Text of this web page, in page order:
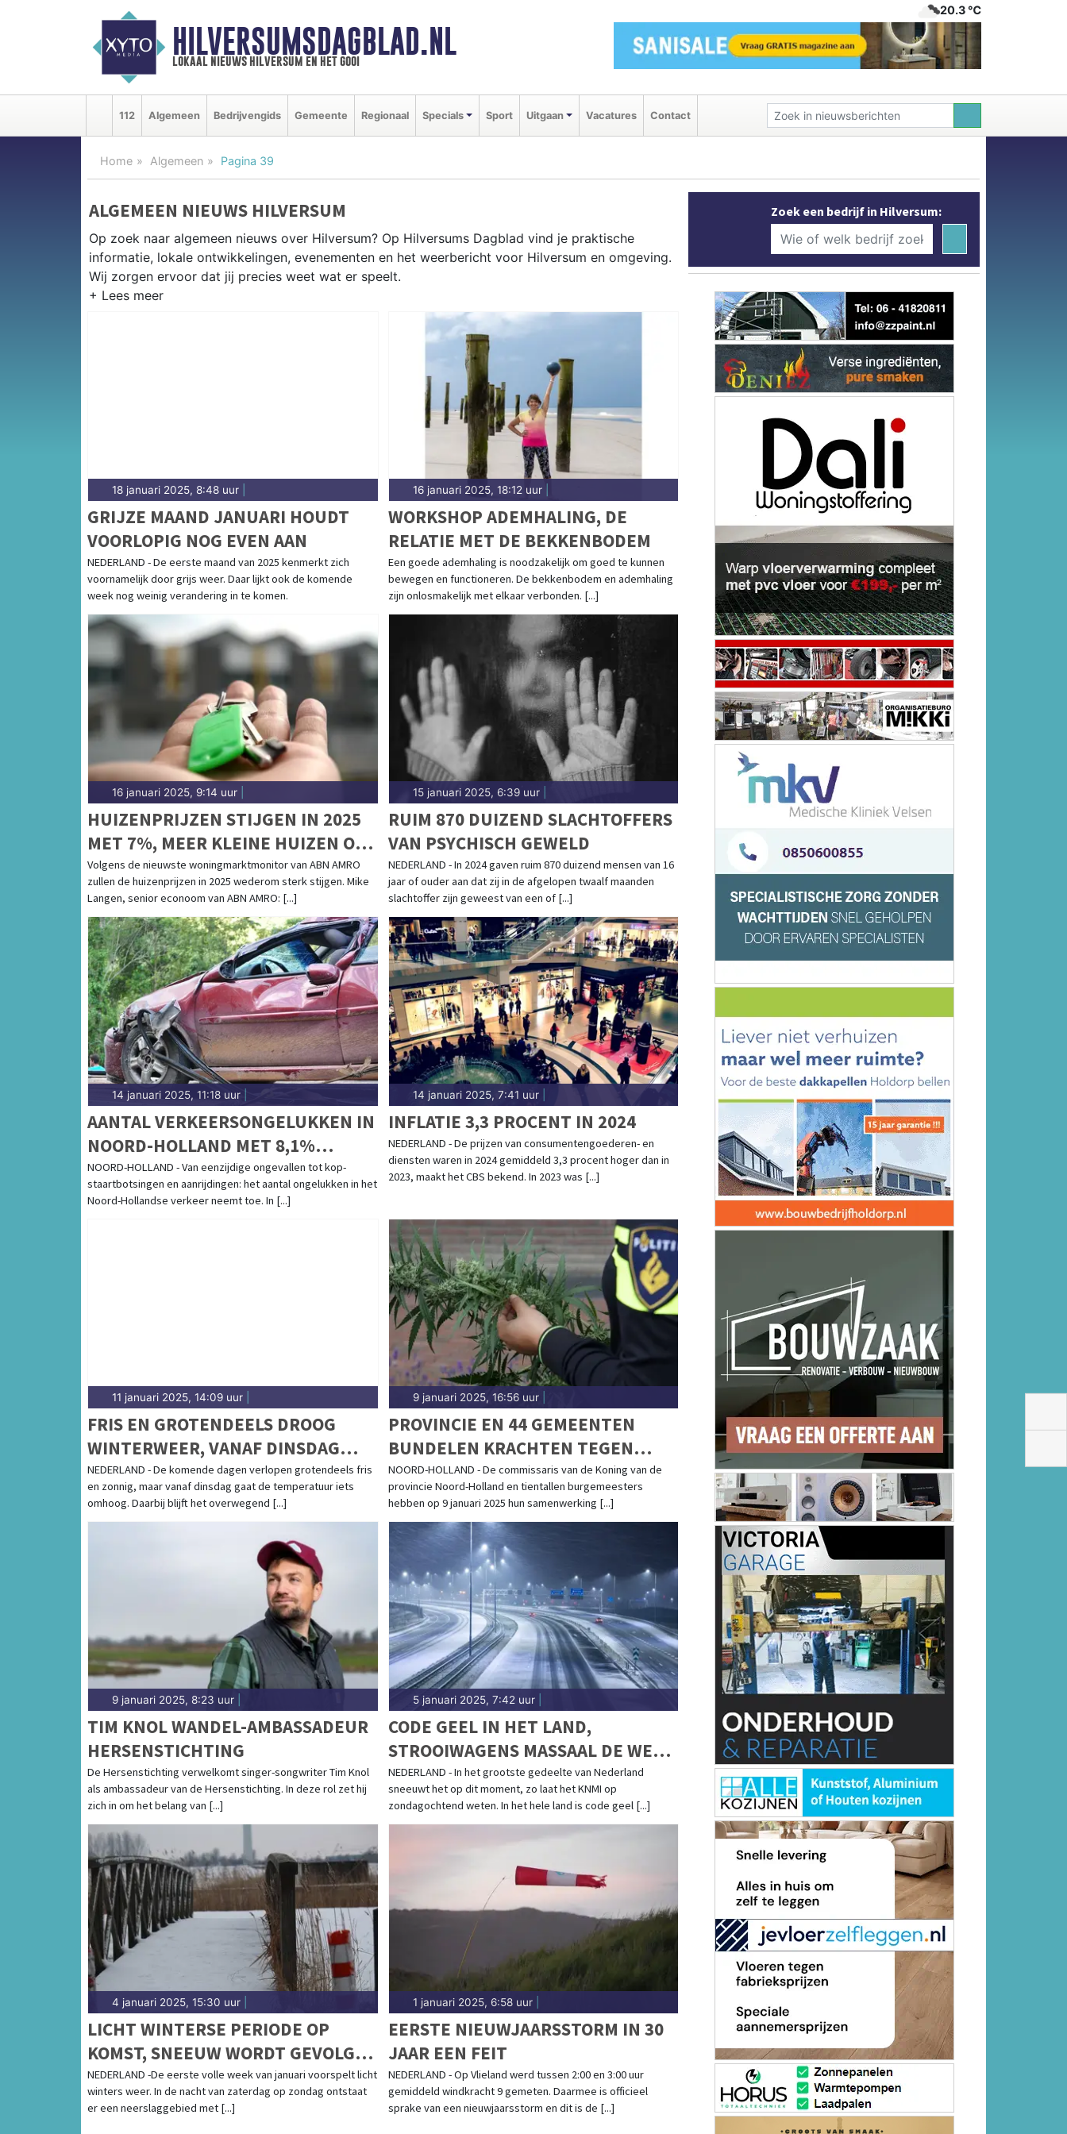
HILVERSUMSDAGBLAD.NL
lokaal nieuws hilversum en het gooi
20.3 ℃
112 Algemeen Bedrijvengids Gemeente Regionaal Specials Sport Uitgaan Vacatures Contact
Home Algemeen Pagina 39
ALGEMEEN NIEUWS HILVERSUM
Op zoek naar algemeen nieuws over Hilversum? Op Hilversums Dagblad vind je praktische
informatie, lokale ontwikkelingen, evenementen en het weerbericht voor Hilversum en omgeving.
Wij zorgen ervoor dat jij precies weet wat er speelt.
Van werkzaamheden op de A1 en de Gooilandweg tot evenementen als Gooise Brouwers en het
18 januari 2025, 8:48 uur
GRIJZE MAAND JANUARI HOUDT
VOORLOPIG NOG EVEN AAN
NEDERLAND - De eerste maand van 2025 kenmerkt zich
voornamelijk door grijs weer. Daar lijkt ook de komende
week nog weinig verandering in te komen.
16 januari 2025, 18:12 uur|
WORKSHOP ADEMHALING, DE
RELATIE MET DE BEKKENBODEM
Een goede ademhaling is noodzakelijk om goed te kunnen
bewegen en functioneren. De bekkenbodem en ademhaling
zijn onlosmakelijk met elkaar verbonden. [...]
16 januari 2025, 9:14 uur
HUIZENPRIJZEN STIJGEN IN 2025
MET 7%, MEER KLEINE HUIZEN OP
PLATTELAND NODIG
Volgens de nieuwste woningmarktmonitor van ABN AMRO
zullen de huizenprijzen in 2025 wederom sterk stijgen. Mike
Langen, senior econoom van ABN AMRO: [...]
15 januari 2025, 6:39 uur|
RUIM 870 DUIZEND SLACHTOFFERS
VAN PSYCHISCH GEWELD
NEDERLAND - In 2024 gaven ruim 870 duizend mensen van 16
jaar of ouder aan dat zij in de afgelopen twaalf maanden
slachtoffer zijn geweest van een of [...]
14 januari 2025, 11:18 uur
AANTAL VERKEERSONGELUKKEN IN
NOORD-HOLLAND MET 8,1%
GESTEGEN
NOORD-HOLLAND - Van eenzijdige ongevallen tot kop-
staartbotsingen en aanrijdingen: het aantal ongelukken in het
Noord-Hollandse verkeer neemt toe. In [...]
14 januari 2025, 7:41 uur|
INFLATIE 3,3 PROCENT IN 2024
NEDERLAND - De prijzen van consumentengoederen- en
diensten waren in 2024 gemiddeld 3,3 procent hoger dan in
2023, maakt het CBS bekend. In 2023 was [...]
11 januari 2025, 14:09 uur
FRIS EN GROTENDEELS DROOG
WINTERWEER, VANAF DINSDAG
TEMPERATUREN IETS OMHOOG
NEDERLAND - De komende dagen verlopen grotendeels fris
en zonnig, maar vanaf dinsdag gaat de temperatuur iets
omhoog. Daarbij blijft het overwegend [...]
9 januari 2025, 16:56 uur|
PROVINCIE EN 44 GEMEENTEN
BUNDELEN KRACHTEN TEGEN
ONDERMIJNING
NOORD-HOLLAND - De commissaris van de Koning van de
provincie Noord-Holland en tientallen burgemeesters
hebben op 9 januari 2025 hun samenwerking [...]
9 januari 2025, 8:23 uur
TIM KNOL WANDEL-AMBASSADEUR
HERSENSTICHTING
De Hersenstichting verwelkomt singer-songwriter Tim Knol
als ambassadeur van de Hersenstichting. In deze rol zet hij
zich in om het belang van [...]
5 januari 2025, 7:42 uur|
CODE GEEL IN HET LAND,
STROOIWAGENS MASSAAL DE WEG
OP
NEDERLAND - In het grootste gedeelte van Nederland
sneeuwt het op dit moment, zo laat het KNMI op
zondagochtend weten. In het hele land is code geel [...]
4 januari 2025, 15:30 uur
LICHT WINTERSE PERIODE OP
KOMST, SNEEUW WORDT GEVOLGD
DOOR REGEN
NEDERLAND -De eerste volle week van januari voorspelt licht
winters weer. In de nacht van zaterdag op zondag ontstaat
er een neerslaggebied met [...]
1 januari 2025, 6:58 uur|
EERSTE NIEUWJAARSSTORM IN 30
JAAR EEN FEIT
NEDERLAND - Op Vlieland werd tussen 2:00 en 3:00 uur
gemiddeld windkracht 9 gemeten. Daarmee is officieel
sprake van een nieuwjaarsstorm en dit is de [...]
Zoek een bedrijf in Hilversum: